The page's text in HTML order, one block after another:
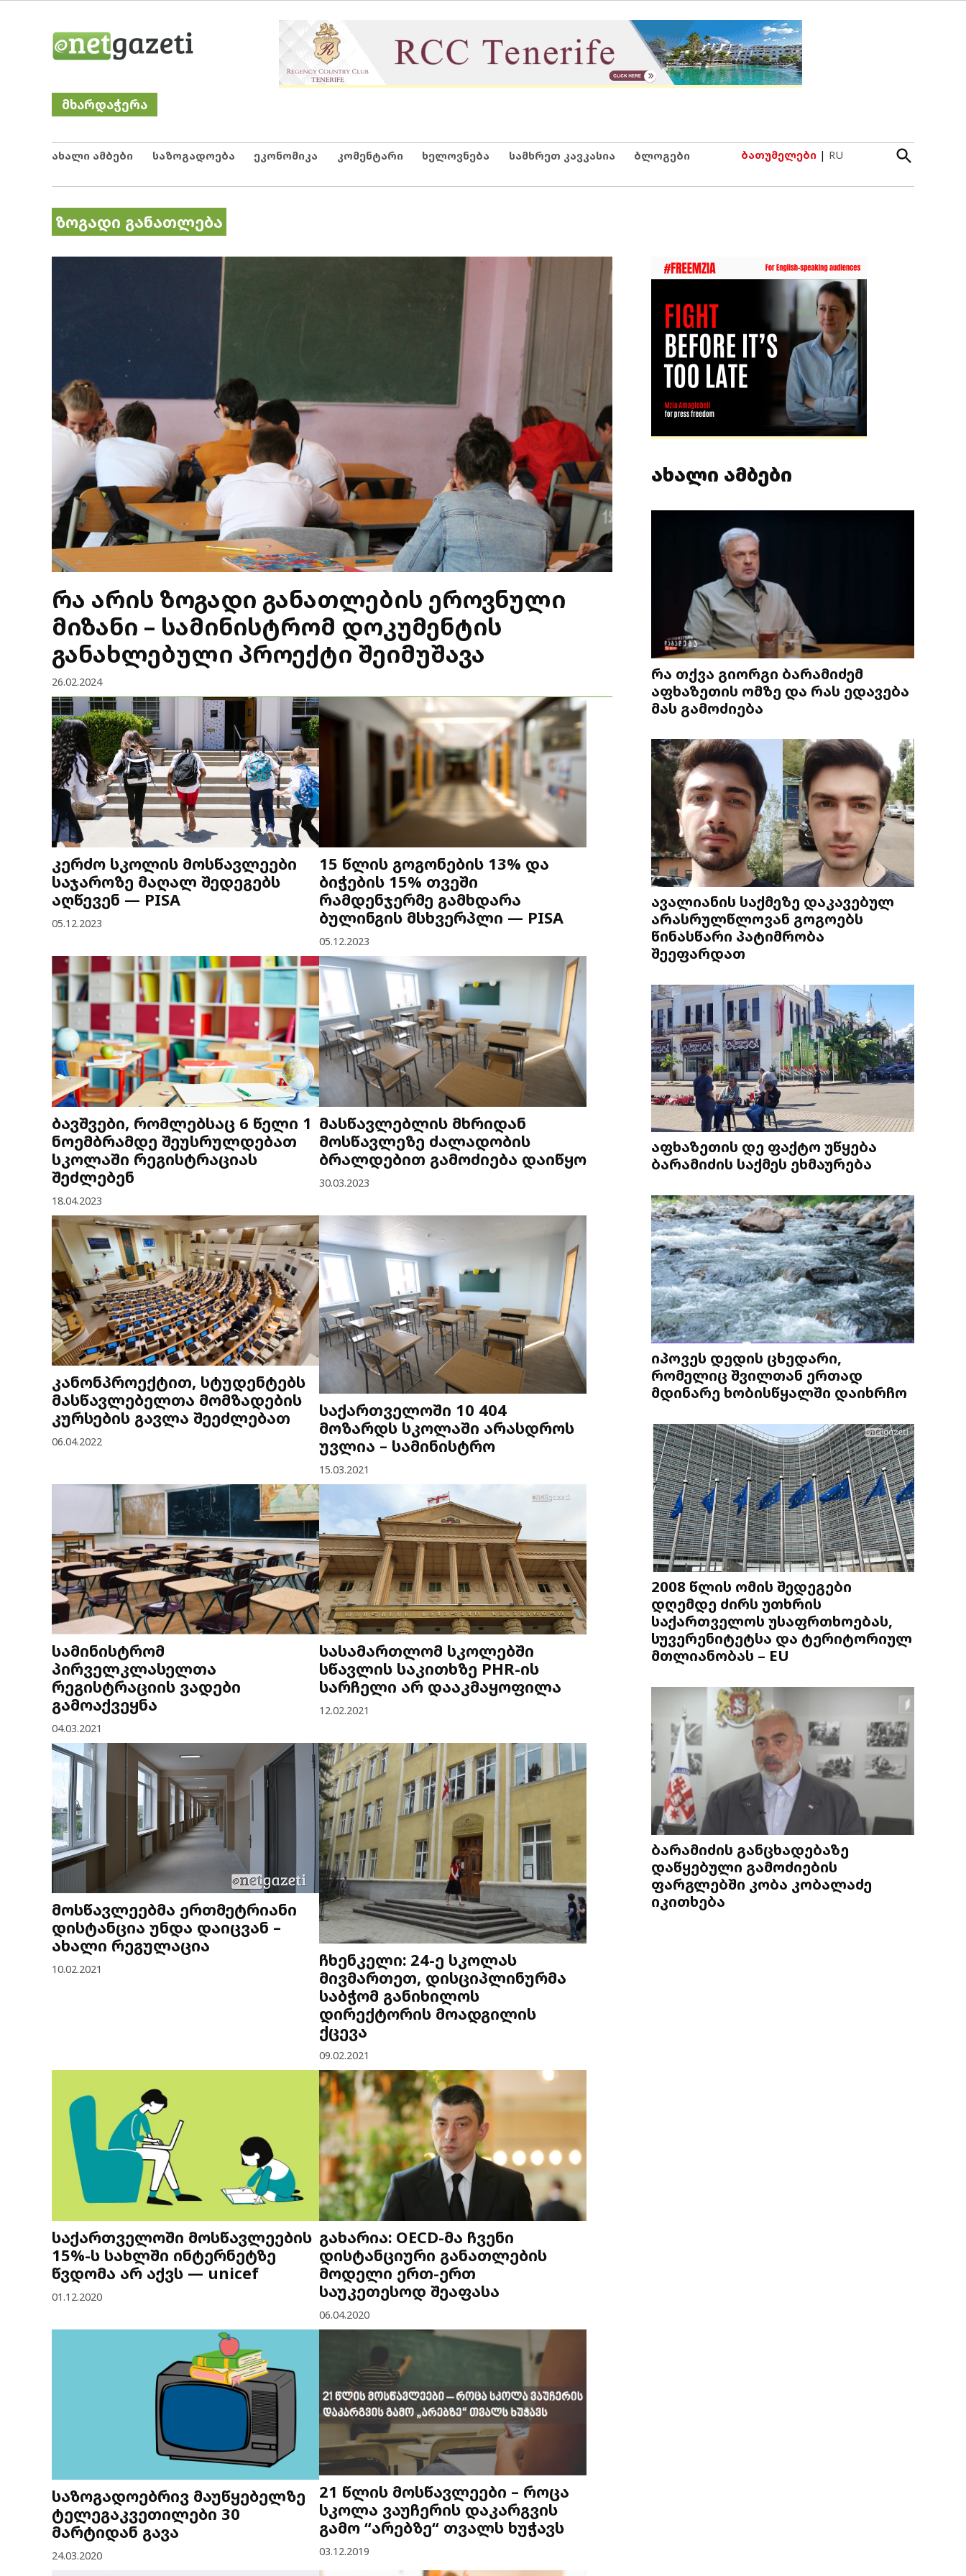
Netgazeti
მხარდაჭერა
ახალი ამბები საზოგადოება ეკონომიკა კომენტარი ხელოვნება სამხრეთ კავკასია ბლოგები ბათუმელები | RU
Open
Search
ზოგადი განათლება
რა არის ზოგადი განათლების ეროვნული
მიზანი – სამინისტრომ დოკუმენტის
განახლებული პროექტი შეიმუშავა
26.02.2024
კერძო სკოლის მოსწავლეები
საჯაროზე მაღალ შედეგებს
აღწევენ — PISA
05.12.2023
15 წლის გოგონების 13% და
ბიჭების 15% თვეში
რამდენჯერმე გამხდარა
ბულინგის მსხვერპლი — PISA
05.12.2023
ბავშვები, რომლებსაც 6 წელი 1
ნოემბრამდე შეუსრულდებათ
სკოლაში რეგისტრაციას
შეძლებენ
18.04.2023
მასწავლებლის მხრიდან
მოსწავლეზე ძალადობის
ბრალდებით გამოძიება დაიწყო
30.03.2023
კანონპროექტით, სტუდენტებს
მასწავლებელთა მომზადების
კურსების გავლა შეეძლებათ
06.04.2022
საქართველოში 10 404
მოზარდს სკოლაში არასდროს
უვლია – სამინისტრო
15.03.2021
სამინისტრომ
პირველკლასელთა
რეგისტრაციის ვადები
გამოაქვეყნა
04.03.2021
სასამართლომ სკოლებში
სწავლის საკითხზე PHR-ის
სარჩელი არ დააკმაყოფილა
12.02.2021
მოსწავლეებმა ერთმეტრიანი
დისტანცია უნდა დაიცვან –
ახალი რეგულაცია
10.02.2021
ჩხენკელი: 24-ე სკოლას
მივმართეთ, დისციპლინურმა
საბჭომ განიხილოს
დირექტორის მოადგილის
ქცევა
09.02.2021
საქართველოში მოსწავლეების
15%-ს სახლში ინტერნეტზე
წვდომა არ აქვს — unicef
01.12.2020
გახარია: OECD-მა ჩვენი
დისტანციური განათლების
მოდელი ერთ-ერთ
საუკეთესოდ შეაფასა
06.04.2020
საზოგადოებრივ მაუწყებელზე
ტელეგაკვეთილები 30
მარტიდან გავა
24.03.2020
21 წლის მოსწავლეები – როცა
სკოლა ვაუჩერის დაკარგვის
გამო “არებზე“ თვალს ხუჭავს
03.12.2019
ახალი ამბები
რა თქვა გიორგი ბარამიძემ
აფხაზეთის ომზე და რას ედავება
მას გამოძიება
ავალიანის საქმეზე დაკავებულ
არასრულწლოვან გოგოებს
წინასწარი პატიმრობა
შეეფარდათ
აფხაზეთის დე ფაქტო უწყება
ბარამიძის საქმეს ეხმაურება
იპოვეს დედის ცხედარი,
რომელიც შვილთან ერთად
მდინარე ხობისწყალში დაიხრჩო
2008 წლის ომის შედეგები
დღემდე ძირს უთხრის
საქართველოს უსაფრთხოებას,
სუვერენიტეტსა და ტერიტორიულ
მთლიანობას – EU
ბარამიძის განცხადებაზე
დაწყებული გამოძიების
ფარგლებში კობა კობალაძე
იკითხება